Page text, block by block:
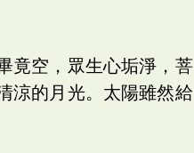
竟空，眾生心垢淨，菩
涼的月光。太陽雖然給